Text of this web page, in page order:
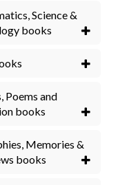
Science &
books
Poems and
books
Memories &
books